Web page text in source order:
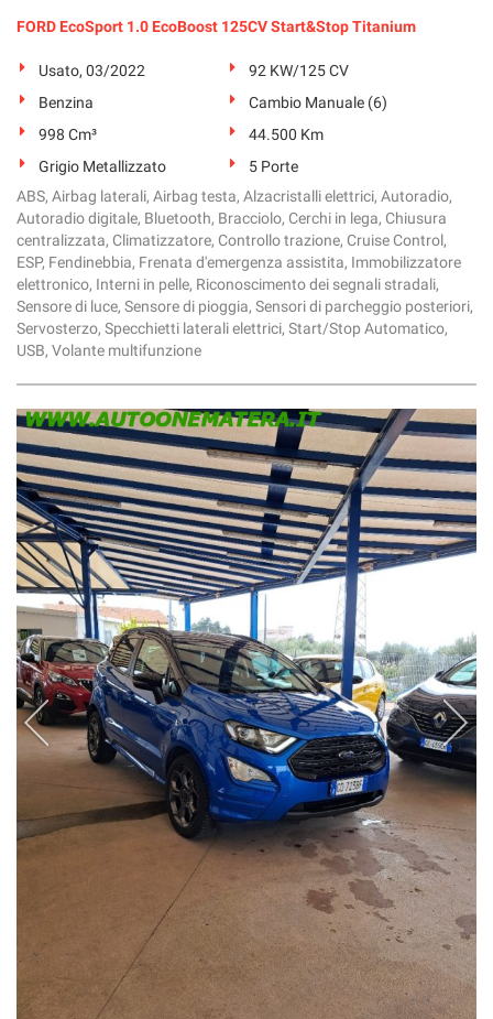
FORD EcoSport 1.0 EcoBoost 125CV Start&Stop Titanium
Usato, 03/2022
92 KW/125 CV
Benzina
Cambio Manuale (6)
998 Cm³
44.500 Km
Grigio Metallizzato
5 Porte
ABS, Airbag laterali, Airbag testa, Alzacristalli elettrici, Autoradio,
Autoradio digitale, Bluetooth, Bracciolo, Cerchi in lega, Chiusura
centralizzata, Climatizzatore, Controllo trazione, Cruise Control,
ESP, Fendinebbia, Frenata d'emergenza assistita, Immobilizzatore
elettronico, Interni in pelle, Riconoscimento dei segnali stradali,
Sensore di luce, Sensore di pioggia, Sensori di parcheggio posteriori,
Servosterzo, Specchietti laterali elettrici, Start/Stop Automatico,
USB, Volante multifunzione
le